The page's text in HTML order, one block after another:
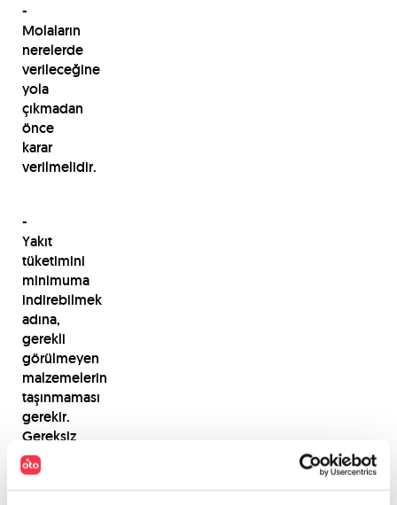
-
Molaların
nerelerde
verileceğine
yola
çıkmadan
önce
karar
verilmelidir.
-
Yakıt
tüketimini
minimuma
indirebilmek
adına,
gerekli
görülmeyen
malzemelerin
taşınmaması
gerekir.
Gereksiz
eşyalardan
kurtulun,
yanınızda